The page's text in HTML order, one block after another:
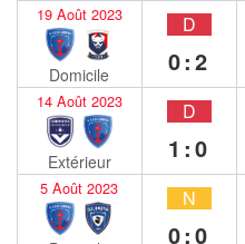
19 Août 2023
Domicile
D
0:2
14 Août 2023
Extérieur
D
1:0
5 Août 2023 N
0:0